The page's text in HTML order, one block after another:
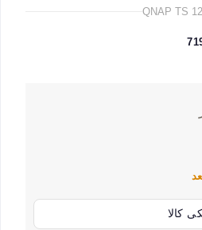
QNAP TS
کالا